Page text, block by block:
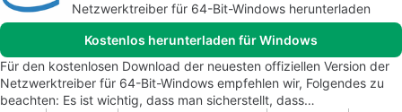
Netzwerktreiber für 64-Bit-Windows herunterladen
Kostenlos herunterladen für Windows
Für den kostenlosen Download der neuesten offiziellen Version der
Netzwerktreiber für 64-Bit-Windows empfehlen wir, Folgendes zu
beachten: Es ist wichtig, dass man sicherstellt, dass…